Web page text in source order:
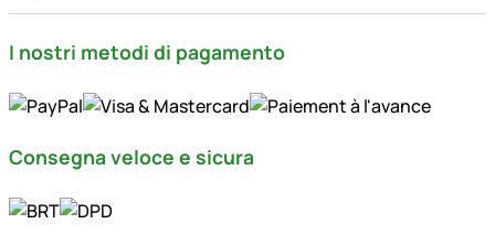
I nostri metodi di pagamento
Consegna veloce e sicura